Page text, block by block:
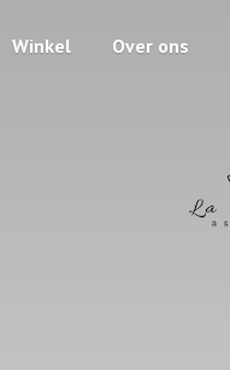
Winkel Over ons